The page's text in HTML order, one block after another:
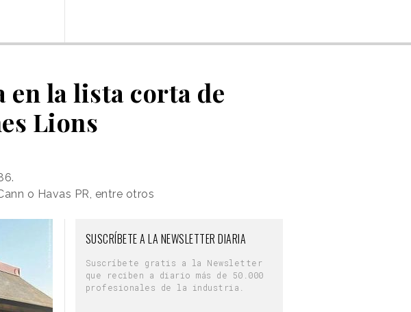
en la lista corta de
Lions
o Havas PR, entre otros
SUSCRÍBETE A LA NEWSLETTER DIARIA
Suscríbete gratis a la Newsletter
que reciben a diario más de 50.000
profesionales de la industria.